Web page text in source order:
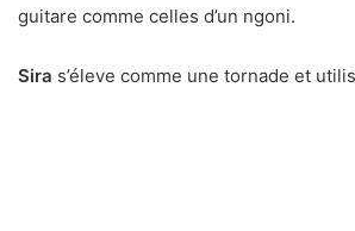
guitare comme celles d’un ngoni.
Sira s’éleve comme une tornade et